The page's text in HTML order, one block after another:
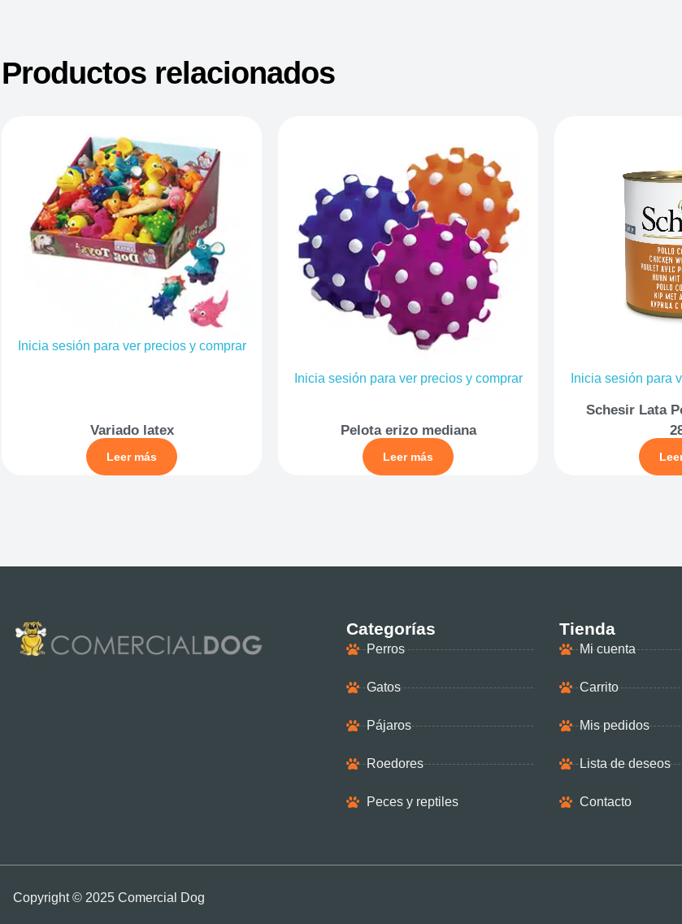
Productos relacionados
Inicia sesión para ver precios y comprar
Variado latex
Leer más
Inicia sesión para ver precios y comprar
Pelota erizo mediana
Leer más
Inicia sesión para
Schesir Lata
Categorías
Perros
Gatos
Pájaros
Roedores
Peces y reptiles
Tienda
Mi cuenta
Carrito
Mis pedidos
Lista de deseos
Contacto
Copyright © 2025 Comercial Dog